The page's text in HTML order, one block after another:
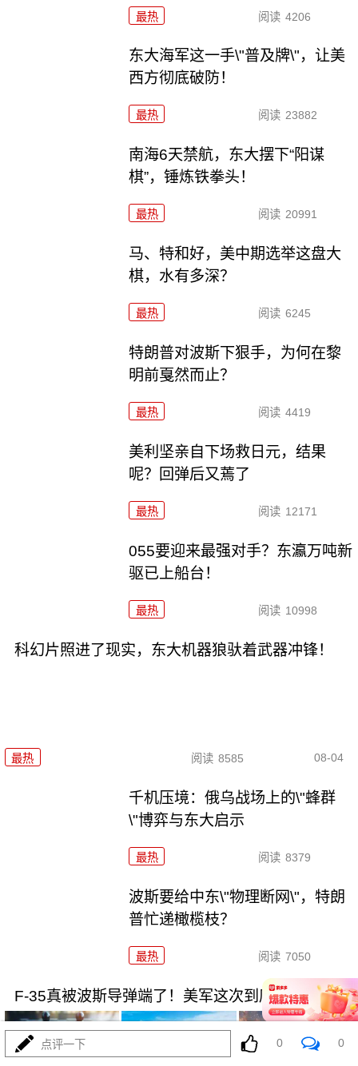
最热 阅读 4206
东大海军这一手\"普及牌\"，让美
西方彻底破防！
最热 阅读 23882
南海6天禁航，东大摆下“阳谋
棋”，锤炼铁拳头！
最热 阅读 20991
马、特和好，美中期选举这盘大
棋，水有多深？
最热 阅读 6245
特朗普对波斯下狠手，为何在黎
明前戛然而止？
最热 阅读 4419
美利坚亲自下场救日元，结果
呢？回弹后又蔫了
最热 阅读 12171
055要迎来最强对手？东瀛万吨新
驱已上船台！
最热 阅读 10998
科幻片照进了现实，东大机器狼驮着武器冲锋！
最热 阅读 8585 08-04
千机压境：俄乌战场上的\"蜂群
\"博弈与东大启示
最热 阅读 8379
波斯要给中东\"物理断网\"，特朗
普忙递橄榄枝？
最热 阅读 7050
F-35真被波斯导弹端了！美军这次到底输在哪
点评一下 0 0